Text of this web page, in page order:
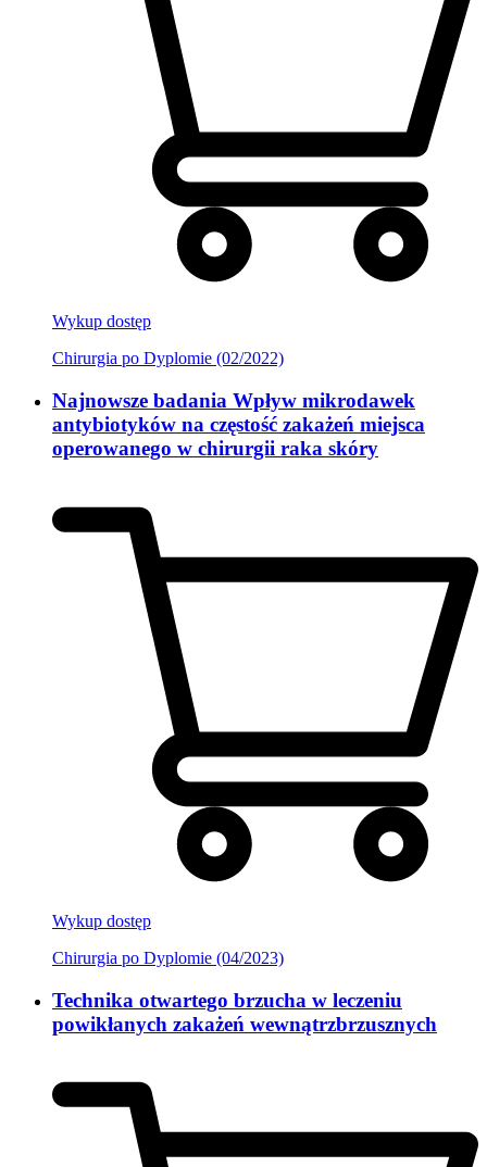
Wykup dostęp
Chirurgia po Dyplomie (02/2022)
Najnowsze badania Wpływ mikrodawek
antybiotyków na częstość zakażeń miejsca
operowanego w chirurgii raka skóry
Wykup dostęp
Chirurgia po Dyplomie (04/2023)
Technika otwartego brzucha w leczeniu
powikłanych zakażeń wewnątrzbrzusznych